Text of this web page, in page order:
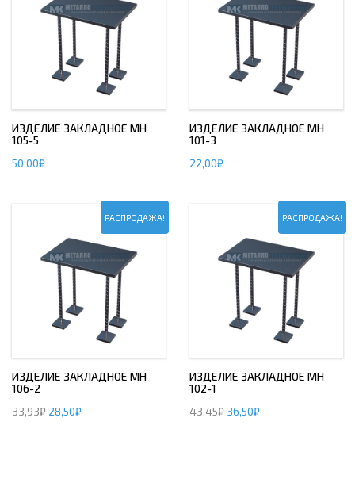
ИЗДЕЛИЕ ЗАКЛАДНОЕ МН
105-5
50,00₽
ИЗДЕЛИЕ ЗАКЛАДНОЕ МН
101-3
22,00₽
РАСПРОДАЖА!
ИЗДЕЛИЕ ЗАКЛАДНОЕ МН
106-2
33,93₽ 28,50₽
РАСПРОДАЖА!
ИЗДЕЛИЕ ЗАКЛАДНОЕ МН
102-1
43,45₽ 36,50₽